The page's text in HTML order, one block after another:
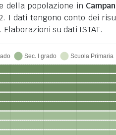
della popolazione in
I dati tengono conto dei
su dati ISTAT.